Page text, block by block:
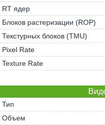
RT ядер
Блоков растеризации (ROP)
Текстурных блоков (TMU)
Pixel Rate
Texture Rate
Тип
Объем